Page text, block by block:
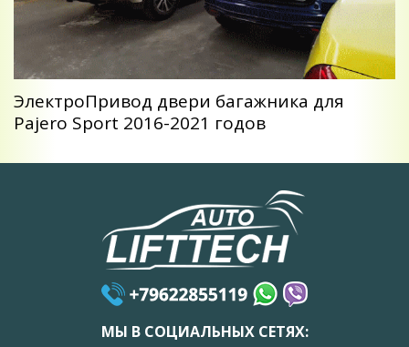
ЭлектроПривод двери багажника для
Pajero Sport 2016-2021 годов
МЫ В СОЦИАЛЬНЫХ СЕТЯХ: